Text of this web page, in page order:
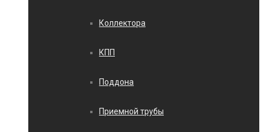
Коллектора
КПП
Поддона
Приемной трубы